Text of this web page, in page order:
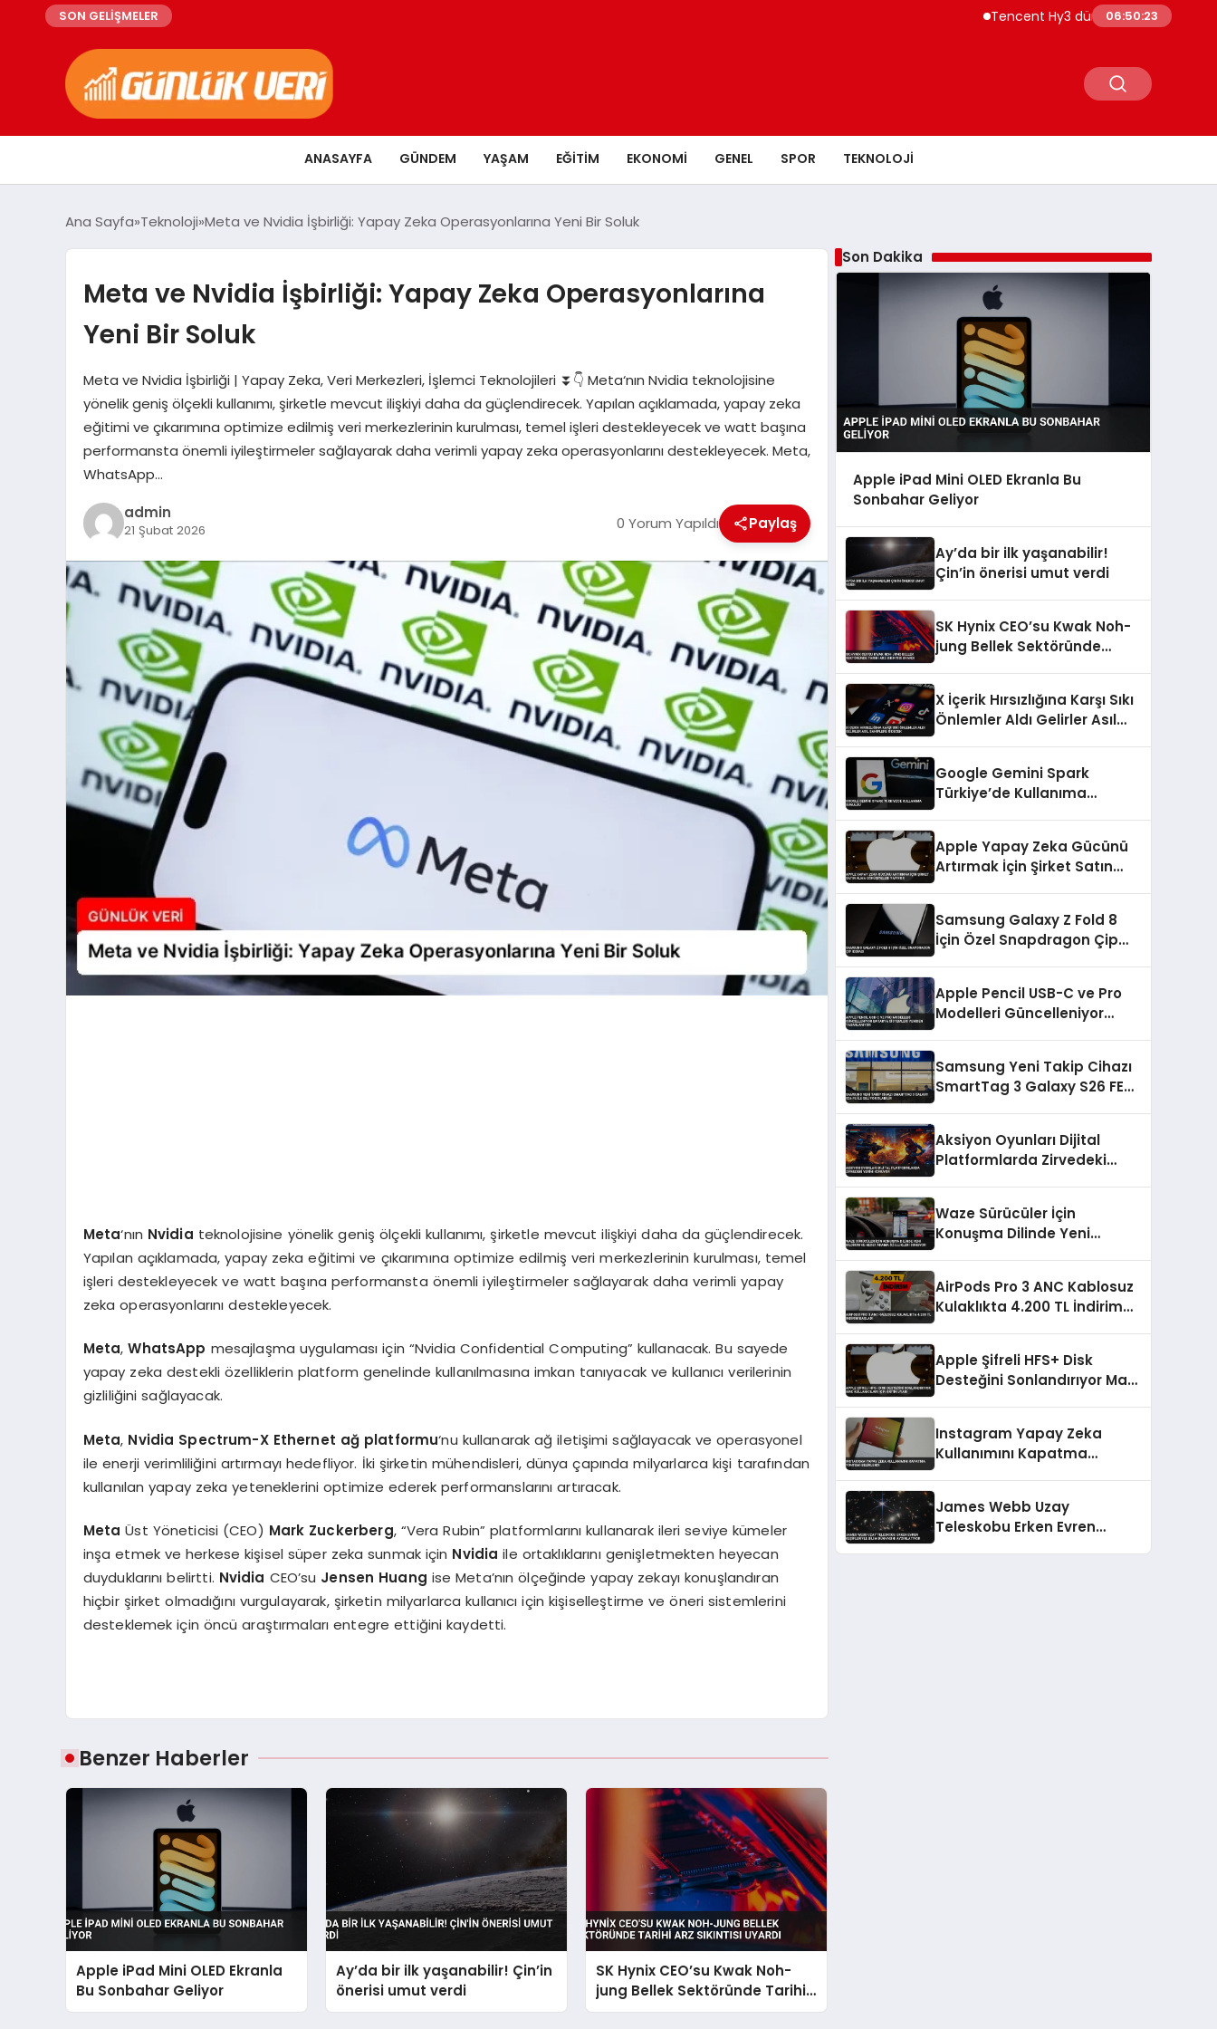
SON GELİŞMELER Tencent Hy3 dünya genelinde kullanıma
06:50:24
ANASAYFA GÜNDEM YAŞAM EĞITIM EKONOMI GENEL SPOR TEKNOLOJI
Ana Sayfa Teknoloji Meta ve Nvidia İşbirliği: Yapay Zeka Operasyonlarına Yeni Bir Soluk
Meta ve Nvidia İşbirliği: Yapay Zeka Operasyonlarına
Yeni Bir Soluk
Meta ve Nvidia İşbirliği | Yapay Zeka, Veri Merkezleri, İşlemci Teknolojileri ⏬👇 Meta‘nın Nvidia teknolojisine
yönelik geniş ölçekli kullanımı, şirketle mevcut ilişkiyi daha da güçlendirecek. Yapılan açıklamada, yapay zeka
eğitimi ve çıkarımına optimize edilmiş veri merkezlerinin kurulması, temel işleri destekleyecek ve watt başına
performansta önemli iyileştirmeler sağlayarak daha verimli yapay zeka operasyonlarını destekleyecek. Meta,
WhatsApp…
admin
21 Şubat 2026 0 Yorum Yapıldı Paylaş
Meta‘nın Nvidia teknolojisine yönelik geniş ölçekli kullanımı, şirketle mevcut ilişkiyi daha da güçlendirecek.
Yapılan açıklamada, yapay zeka eğitimi ve çıkarımına optimize edilmiş veri merkezlerinin kurulması, temel
işleri destekleyecek ve watt başına performansta önemli iyileştirmeler sağlayarak daha verimli yapay
zeka operasyonlarını destekleyecek.
Meta,WhatsApp mesajlaşma uygulaması için “Nvidia Confidential Computing” kullanacak. Bu sayede
yapay zeka destekli özelliklerin platform genelinde kullanılmasına imkan tanıyacak ve kullanıcı verilerinin
gizliliğini sağlayacak.
Meta, Nvidia Spectrum-X Ethernet ağ platformu‘nu kullanarak ağ iletişimi sağlayacak ve operasyonel
ile enerji verimliliğini artırmayı hedefliyor. İki şirketin mühendisleri, dünya çapında milyarlarca kişi tarafından
kullanılan yapay zeka yeteneklerini optimize ederek performanslarını artıracak.
Meta Üst Yöneticisi (CEO) Mark Zuckerberg, “Vera Rubin” platformlarını kullanarak ileri seviye kümeler
inşa etmek ve herkese kişisel süper zeka sunmak için Nvidia ile ortaklıklarını genişletmekten heyecan
duyduklarını belirtti. Nvidia CEO’su Jensen Huang ise Meta’nın ölçeğinde yapay zekayı konuşlandıran
hiçbir şirket olmadığını vurgulayarak, şirketin milyarlarca kullanıcı için kişiselleştirme ve öneri sistemlerini
desteklemek için öncü araştırmaları entegre ettiğini kaydetti.
Benzer Haberler
Apple iPad Mini OLED Ekranla
Bu Sonbahar Geliyor
Ay’da bir ilk yaşanabilir! Çin’in
önerisi umut verdi
SK Hynix CEO’su Kwak Noh-
jung Bellek Sektöründe Tarihi
Arz Sıkıntısı Uyardı
Son Dakika
Apple iPad Mini OLED Ekranla Bu
Sonbahar Geliyor
Ay’da bir ilk yaşanabilir!
Çin’in önerisi umut verdi
SK Hynix CEO’su Kwak Noh-
jung Bellek Sektöründe
X İçerik Hırsızlığına Karşı Sıkı
Önlemler Aldı Gelirler Asıl
Google Gemini Spark
Türkiye’de Kullanıma
Apple Yapay Zeka Gücünü
Artırmak İçin Şirket Satın
Samsung Galaxy Z Fold 8
İçin Özel Snapdragon Çip
Apple Pencil USB-C ve Pro
Modelleri Güncelleniyor
Samsung Yeni Takip Cihazı
SmartTag 3 Galaxy S26 FE
Aksiyon Oyunları Dijital
Platformlarda Zirvedeki
Waze Sürücüler İçin
Konuşma Dilinde Yeni
AirPods Pro 3 ANC Kablosuz
Kulaklıkta 4.200 TL İndirim
Apple Şifreli HFS+ Disk
Desteğini Sonlandırıyor Mac
Instagram Yapay Zeka
Kullanımını Kapatma
James Webb Uzay
Teleskobu Erken Evren